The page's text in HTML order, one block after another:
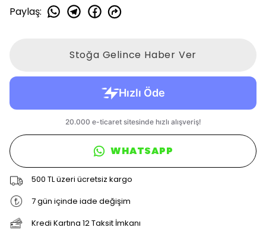
Paylaş:
Stoğa Gelince Haber Ver
WHATSAPP
500 TL üzeri ücretsiz kargo
7 gün içinde iade değişim
Kredi Kartına 12 Taksit İmkanı